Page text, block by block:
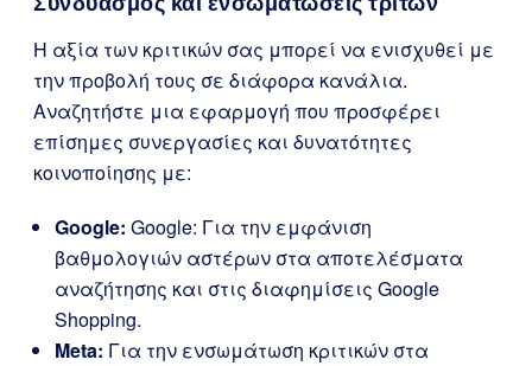
Η αξία των κριτικών σας μπορεί να ενισχυθεί με
την προβολή τους σε διάφορα κανάλια.
Αναζητήστε μια εφαρμογή που προσφέρει
επίσημες συνεργασίες και δυνατότητες
κοινοποίησης με:
Google: Google: Για την εμφάνιση
βαθμολογιών αστέρων στα αποτελέσματα
αναζήτησης και στις διαφημίσεις Google
Shopping.
Meta: Για την ενσωμάτωση κριτικών στα